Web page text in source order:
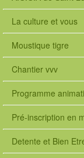
e
o
n
t
e
o
n
1
#
p
e
La culture et vous
Moustique tigre
Chantier vvv
Programme
Pré-inscription en
Detente et Bien